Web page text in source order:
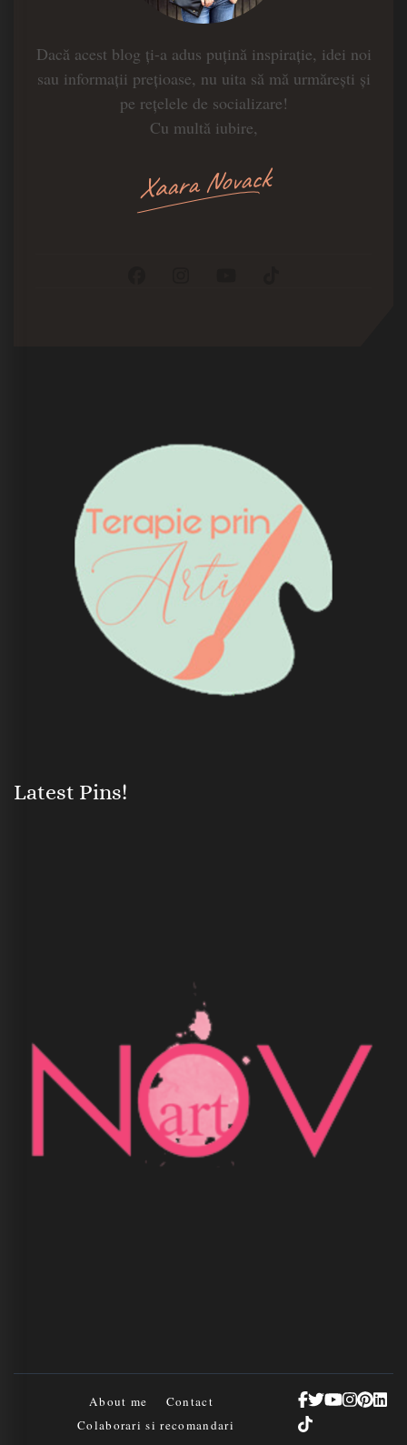
Dacă acest blog ți-a adus puțină inspirație, idei noi
sau informații prețioase, nu uita să mă urmărești și
pe rețelele de socializare!
Cu multă iubire,
Xaara Novack
Latest Pins!
About me
Contact
Colaborari si recomandari